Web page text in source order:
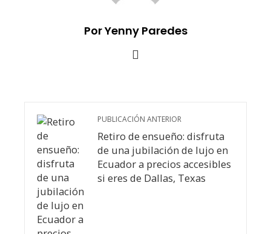
Por Yenny Paredes
PUBLICACIÓN ANTERIOR
Retiro de ensueño: disfruta
de una jubilación de lujo en
Ecuador a precios accesibles
si eres de Dallas, Texas